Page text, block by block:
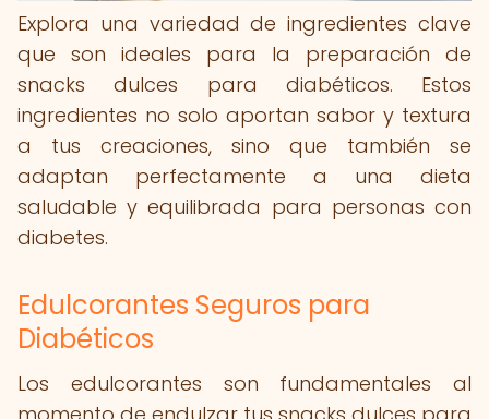
Explora una variedad de ingredientes clave
que son ideales para la preparación de
snacks dulces para diabéticos. Estos
ingredientes no solo aportan sabor y textura
a tus creaciones, sino que también se
adaptan perfectamente a una dieta
saludable y equilibrada para personas con
diabetes.
Edulcorantes Seguros para
Diabéticos
Los edulcorantes son fundamentales al